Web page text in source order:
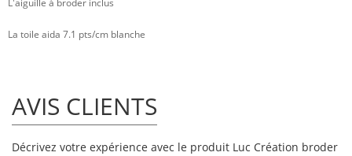
L'aiguille à broder inclus
La toile aida 7.1 pts/cm blanche
AVIS CLIENTS
Décrivez votre expérience avec le produit Luc Création broder